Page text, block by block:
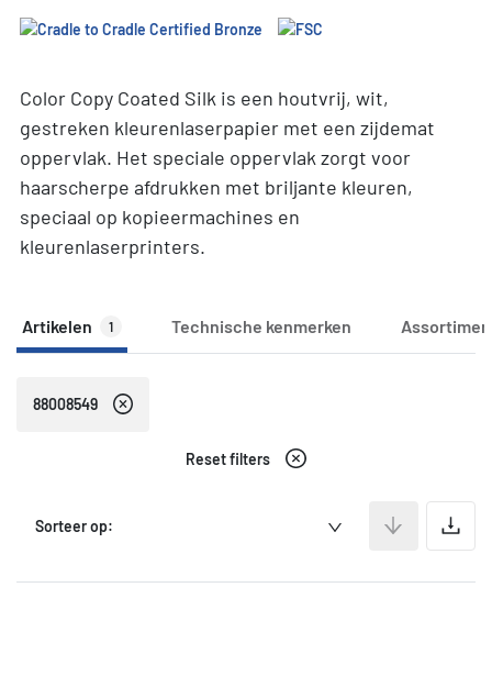
Color Copy Coated Silk is een houtvrij, wit,
gestreken kleurenlaserpapier met een zijdemat
oppervlak. Het speciale oppervlak zorgt voor
haarscherpe afdrukken met briljante kleuren,
speciaal op kopieermachines en
kleurenlaserprinters.
Artikelen 1 Technische kenmerken
88008549
Reset filters
Sorteer op: